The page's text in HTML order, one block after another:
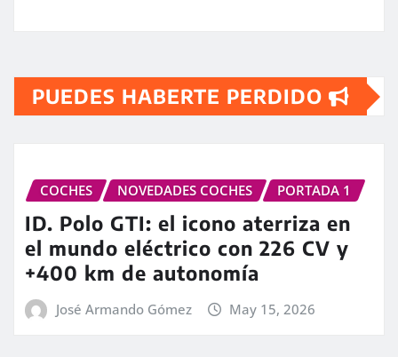
PUEDES HABERTE PERDIDO
COCHES NOVEDADES COCHES PORTADA 1
ID. Polo GTI: el icono aterriza en
el mundo eléctrico con 226 CV y
+400 km de autonomía
José Armando Gómez May 15, 2026